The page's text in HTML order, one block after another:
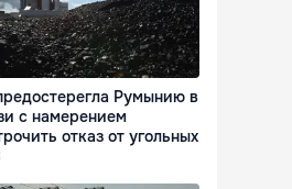
Румынию в
с намерением
отказ от угольных